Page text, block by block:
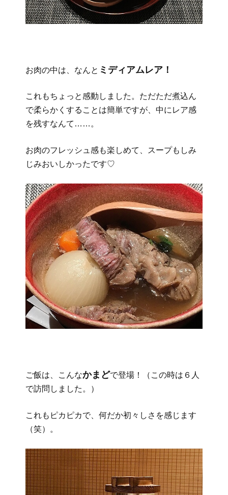
お肉の中は、なんと ミディアムレア！
これもちょっと感動しました。ただただ煮込ん
で柔らかくすることは簡単ですが、中にレア感
を残すなんて……。
お肉のフレッシュ感も楽しめて、スープもしみ
じみおいしかったです♡
ご飯は、こんなかまどで登場！（この時は６人
で訪問しました。）
これもピカピカで、何だか初々しさを感じます
（笑）。